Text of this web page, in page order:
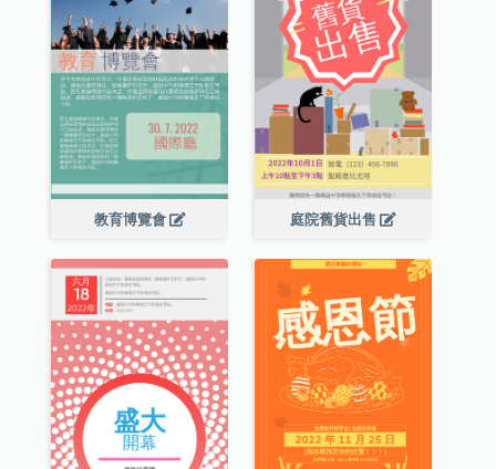
教育博覽會 庭院舊貨出售